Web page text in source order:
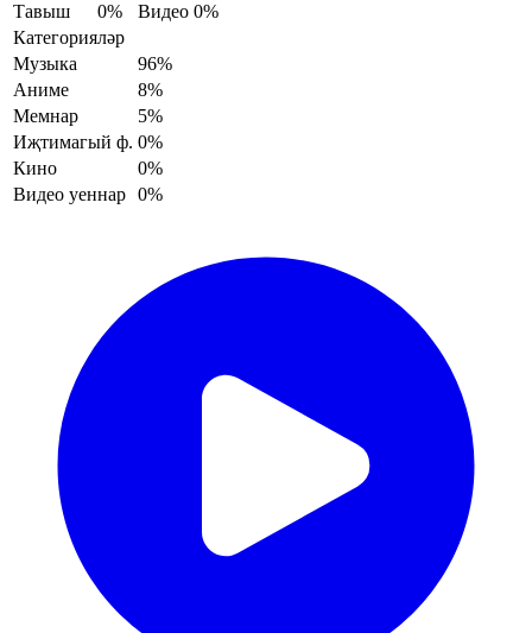
Тавыш
0% Видео 0%
Категорияләр
Музыка
96%
Аниме
8%
Мемнар
5%
Иҗтимагый ф. 0%
Кино
0%
Видео уеннар 0%